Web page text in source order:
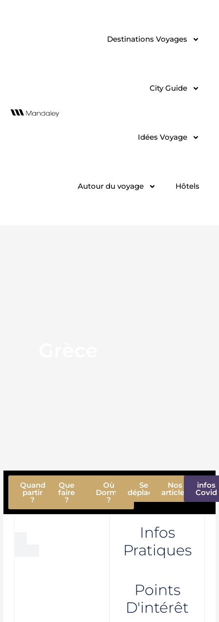
Destinations Voyages
City Guide
Idées Voyage
Autour du voyage Hôtels
Quand
partir
?
Que
faire
?
Où
Dormir
?
Se
déplacer
Nos
articles
infos
Covid
Infos
Pratiques
Points
D'intérêt